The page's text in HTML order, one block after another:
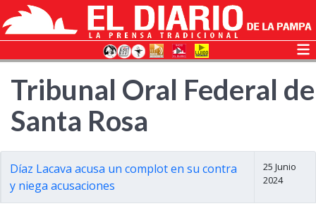
Tribunal Oral Federal de
Santa Rosa
Díaz Lacava acusa un complot en su contra
y niega acusaciones
25 Junio
2024